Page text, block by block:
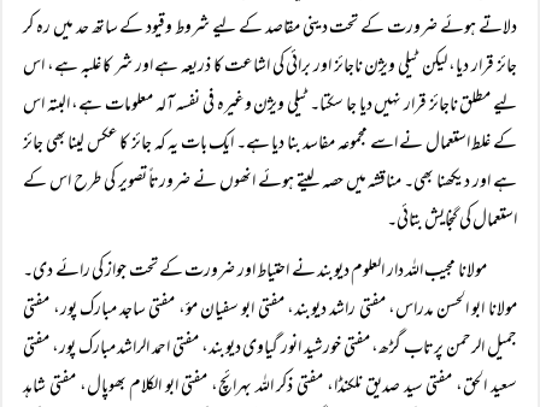
دلاتے ہوئے ضرورت کے تحت دینی مقاصد کے لیے شروط وقیود کے ساتھ حد میں رہ کر
جائز قرار دیا، لیکن ٹیلی ویژن ناجائز اور برائی کی اشاعت کا ذریعہ ہے اور شر کا غلبہ ہے، اس
لیے مطلق ناجائز قرار نہیں دیا جا سکتا۔ ٹیلی ویژن وغیرہ فی نفسہ آلہ معلومات ہے، البتہ اس
کے غلط استعمال نے اسے مجموعہ مفاسد بنا دیا ہے۔ ایک بات یہ کہ جائز کا عکس لینا بھی جائز
ہے اور دیکھنا بھی۔ مناقشہ میں حصہ لیتے ہوئے انھوں نے ضرورتاً تصویر کی طرح اس کے
استعمال کی گنجایش بتائی۔
مولانا مجیب اللہ دار العلوم دیوبند نے احتیاط اور ضرورت کے تحت جواز کی رائے دی۔
مولانا ابو الحسن مدراس، مفتی راشد دیوبند، مفتی ابو سفیان مؤ، مفتی ساجد مبارک پور، مفتی
جمیل الرحمن پرتاب گڑھ، مفتی خورشید انور گیاوی دیوبند، مفتی احمد الراشد مبارک پور، مفتی
سعید الحق، مفتی سید صدیق نلکنڈا، مفتی ذکر اللہ بہرائچ، مفتی ابو الکلام بھوپال، مفتی شاہد